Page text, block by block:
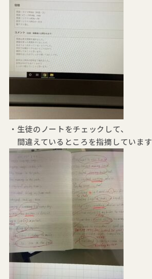
・生徒のノートをチェックして、
間違えているところを指摘しています